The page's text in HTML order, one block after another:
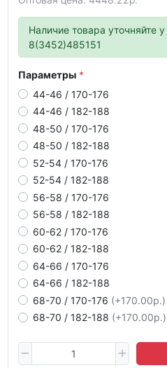
Наличие товара уточняйте
8(3452)485151
Параметры
44-46 / 170-176
44-46 / 182-188
48-50 / 170-176
48-50 / 182-188
52-54 / 170-176
52-54 / 182-188
56-58 / 170-176
56-58 / 182-188
60-62 / 170-176
60-62 / 182-188
64-66 / 170-176
64-66 / 182-188
68-70 / 170-176 (+170.00р.)
68-70 / 182-188 (+170.00р.)